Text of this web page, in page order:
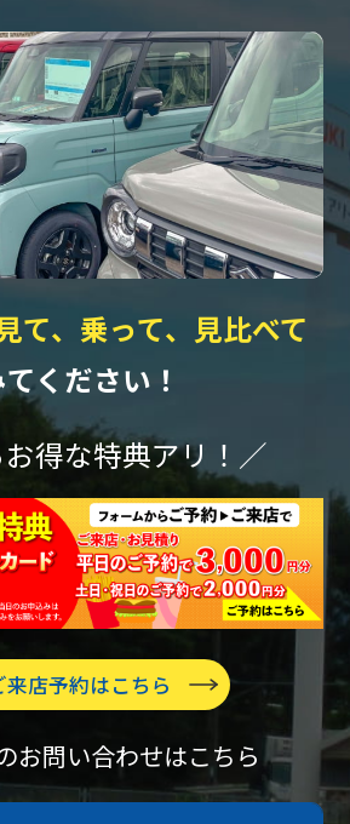
て、乗って、見比べて
ください！
得な特典アリ！／
来店予約はこちら
お問い合わせはこちら